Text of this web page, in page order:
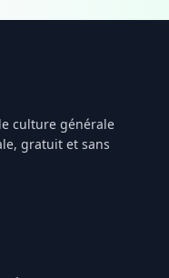
culture générale
gratuit et sans